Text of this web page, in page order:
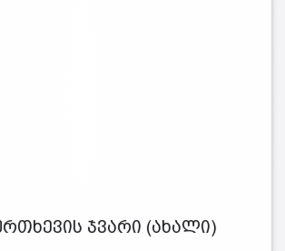
ჯვარი (ახალი)